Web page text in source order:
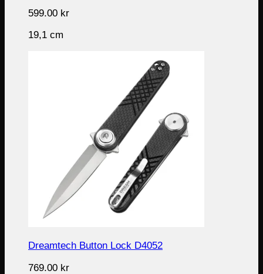
599.00 kr
19,1 cm
Dreamtech Button Lock D4052
769.00 kr